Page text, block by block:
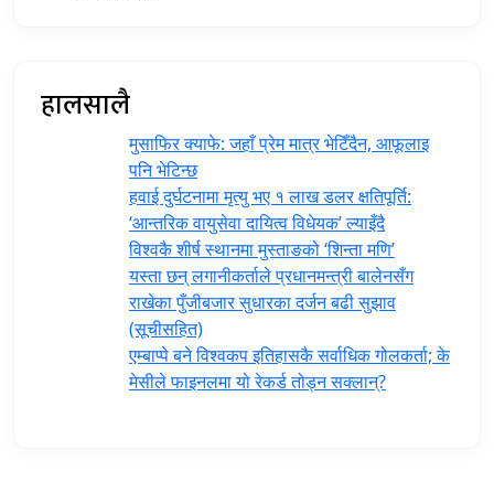
हालसालै
मुसाफिर क्याफे: जहाँ प्रेम मात्र भेटिँदैन, आफूलाइ
पनि भेटिन्छ
हवाई दुर्घटनामा मृत्यु भए १ लाख डलर क्षतिपूर्ति:
‘आन्तरिक वायुसेवा दायित्व विधेयक’ ल्याइँदै
विश्वकै शीर्ष स्थानमा मुस्ताङको ‘शिन्ता मणि’
यस्ता छन् लगानीकर्ताले प्रधानमन्त्री ‍बालेनसँग
राखेका पुँजीबजार सुधारका दर्जन बढी सुझाव
(सूचीसहित)
एम्बाप्पे बने विश्वकप इतिहासकै सर्वाधिक गोलकर्ता; के
मेसीले फाइनलमा यो रेकर्ड तोड्न सक्लान्?